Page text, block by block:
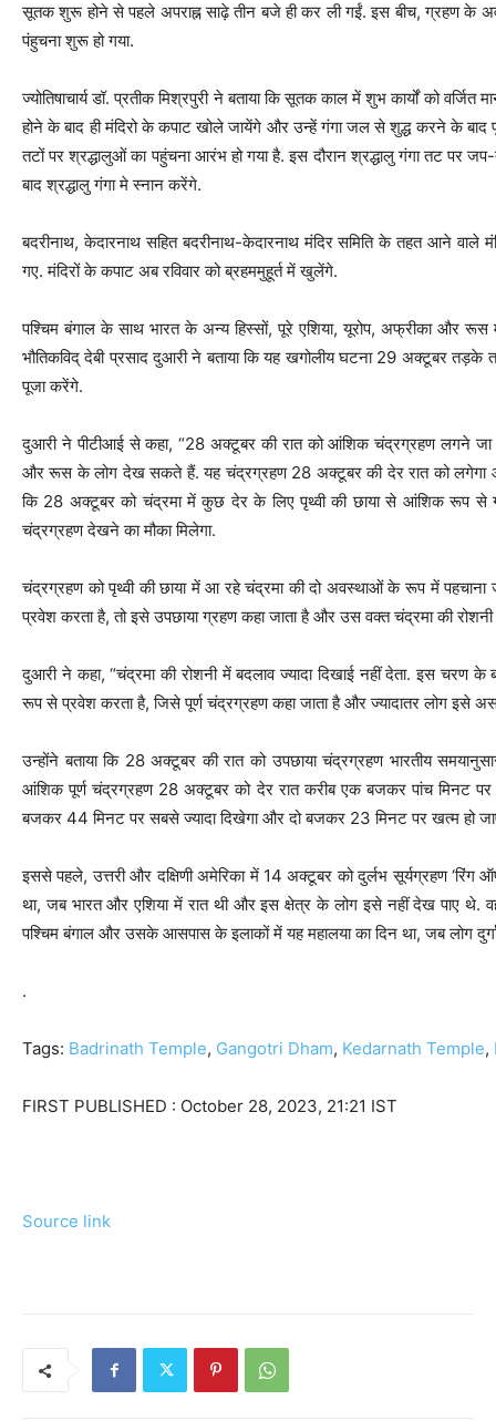
सूतक शुरू होने से पहले अपराह्न साढ़े तीन बजे ही कर ली गईं. इस बीच, ग्रहण के
पंहुचना शुरू हो गया.
ज्योतिषाचार्य डॉ. प्रतीक मिश्रपुरी ने बताया कि सूतक काल में शुभ कार्यों को
होने के बाद ही मंदिरो के कपाट खोले जायेंगे और उन्हें गंगा जल से शुद्ध करने के बाद
तटों पर श्रद्धालुओं का पहुंचना आरंभ हो गया है. इस दौरान श्रद्धालु गंगा तट
बाद श्रद्धालु गंगा मे स्नान करेंगे.
बदरीनाथ, केदारनाथ सहित बदरीनाथ-केदारनाथ मंदिर समिति के तहत आने वाले
गए. मंदिरों के कपाट अब रविवार को ब्रहममुहूर्त में खुलेंगे.
पश्चिम बंगाल के साथ भारत के अन्य हिस्सों, पूरे एशिया, यूरोप, अफ्रीका और रूस
भौतिकविद् देबी प्रसाद दुआरी ने बताया कि यह खगोलीय घटना 29 अक्टूबर तड़के
पूजा करेंगे.
दुआरी ने पीटीआई से कहा, “28 अक्टूबर की रात को आंशिक चंद्रग्रहण लगने जा
और रूस के लोग देख सकते हैं. यह चंद्रग्रहण 28 अक्टूबर की देर रात को लगेगा
कि 28 अक्टूबर को चंद्रमा में कुछ देर के लिए पृथ्वी की छाया से आंशिक रूप
चंद्रग्रहण देखने का मौका मिलेगा.
चंद्रग्रहण को पृथ्वी की छाया में आ रहे चंद्रमा की दो अवस्थाओं के रूप में
प्रवेश करता है, तो इसे उपछाया ग्रहण कहा जाता है और उस वक्त चंद्रमा की
दुआरी ने कहा, “चंद्रमा की रोशनी में बदलाव ज्यादा दिखाई नहीं देता. इस चरण
रूप से प्रवेश करता है, जिसे पूर्ण चंद्रग्रहण कहा जाता है और ज्यादातर लोग इसे
उन्होंने बताया कि 28 अक्टूबर की रात को उपछाया चंद्रग्रहण भारतीय
आंशिक पूर्ण चंद्रग्रहण 28 अक्टूबर को देर रात करीब एक बजकर पांच मिनट पर
बजकर 44 मिनट पर सबसे ज्यादा दिखेगा और दो बजकर 23 मिनट पर खत्म हो
इससे पहले, उत्तरी और दक्षिणी अमेरिका में 14 अक्टूबर को दुर्लभ सूर्यग्रहण
था, जब भारत और एशिया में रात थी और इस क्षेत्र के लोग इसे नहीं देख पाए थे.
पश्चिम बंगाल और उसके आसपास के इलाकों में यह महालया का दिन था, जब लोग
.
Tags: Badrinath Temple, Gangotri Dham, Kedarnath Temple,
FIRST PUBLISHED : October 28, 2023, 21:21 IST
Source link